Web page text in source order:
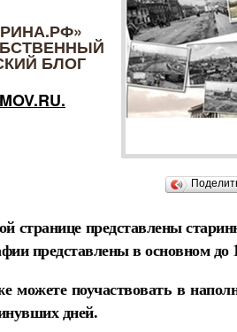
БЛОГ
странице представлены
представлены в основном до
можете поучаствовать в
дней.